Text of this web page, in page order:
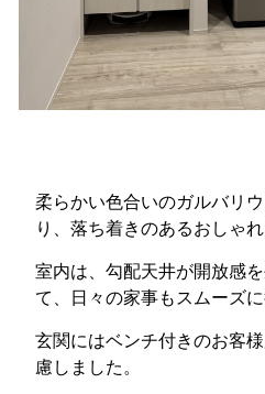
柔らかい色合いのガルバリ
り、落ち着きのあるおしゃ
室内は、勾配天井が開放感
て、日々の家事もスムーズ
玄関にはベンチ付きのお客
慮しました。